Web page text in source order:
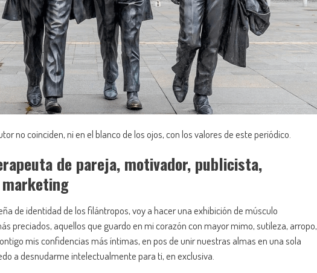
no coinciden, ni en el blanco de los ojos, con los valores de este periódico.
de pareja, motivador, publicista,
de identidad de los filántropos, voy a hacer una exhibición de músculo
preciados, aquellos que guardo en mi corazón con mayor mimo, sutileza, arropo,
mis confidencias más íntimas, en pos de unir nuestras almas en una sola
a desnudarme intelectualmente para ti, en exclusiva.